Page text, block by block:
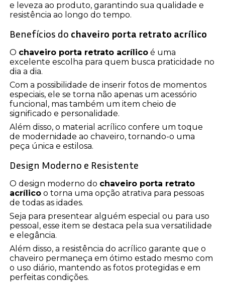
e leveza ao produto, garantindo sua qualidade e
resistência ao longo do tempo.
Benefícios do chaveiro porta retrato acrílico
O chaveiro porta retrato acrílico é uma
excelente escolha para quem busca praticidade no
dia a dia.
Com a possibilidade de inserir fotos de momentos
especiais, ele se torna não apenas um acessório
funcional, mas também um item cheio de
significado e personalidade.
Além disso, o material acrílico confere um toque
de modernidade ao chaveiro, tornando-o uma
peça única e estilosa.
Design Moderno e Resistente
O design moderno do chaveiro porta retrato
acrílico o torna uma opção atrativa para pessoas
de todas as idades.
Seja para presentear alguém especial ou para uso
pessoal, esse item se destaca pela sua versatilidade
e elegância.
Além disso, a resistência do acrílico garante que o
chaveiro permaneça em ótimo estado mesmo com
o uso diário, mantendo as fotos protegidas e em
perfeitas condições.